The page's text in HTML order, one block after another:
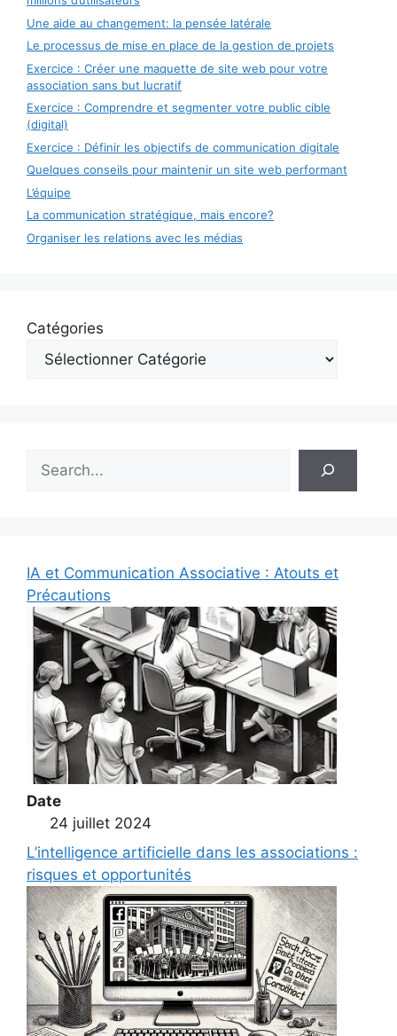
Une aide au changement: la pensée latérale
Le processus de mise en place de la gestion de projets
Exercice : Créer une maquette de site web pour votre
association sans but lucratif
Exercice : Comprendre et segmenter votre public cible
(digital)
Exercice : Définir les objectifs de communication digitale
Quelques conseils pour maintenir un site web performant
L’équipe
La communication stratégique, mais encore?
Organiser les relations avec les médias
Catégories
IA et Communication Associative : Atouts et
Précautions
Date
24 juillet 2024
L’intelligence artificielle dans les associations :
risques et opportunités